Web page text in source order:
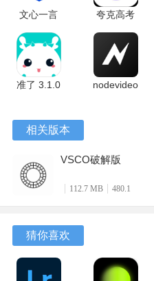
文心一言
4.0
5.16.0.10
最新版
夸克高考
10.14.0.1115
最新版
准了 3.1.0
nodevideo
相关版本
VSCO破解版
112.7 MB 480.1
猜你喜欢